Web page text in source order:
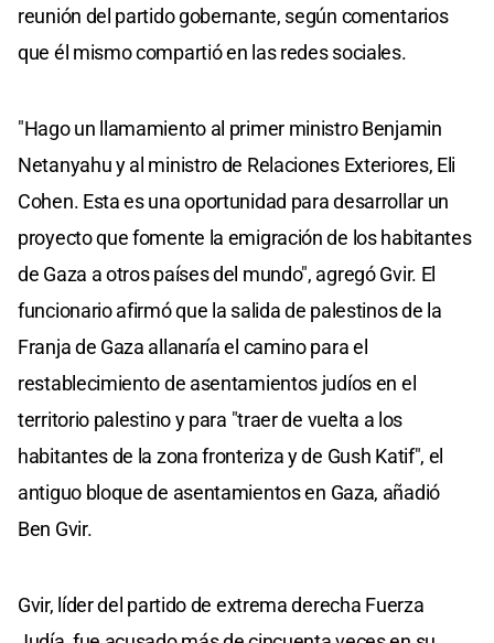
reunión del partido gobernante, según comentarios
que él mismo compartió en las redes sociales.
"Hago un llamamiento al primer ministro Benjamin
Netanyahu y al ministro de Relaciones Exteriores, Eli
Cohen. Esta es una oportunidad para desarrollar un
proyecto que fomente la emigración de los habitantes
de Gaza a otros países del mundo", agregó Gvir. El
funcionario afirmó que la salida de palestinos de la
Franja de Gaza allanaría el camino para el
restablecimiento de asentamientos judíos en el
territorio palestino y para "traer de vuelta a los
habitantes de la zona fronteriza y de Gush Katif", el
antiguo bloque de asentamientos en Gaza, añadió
Ben Gvir.
Gvir, líder del partido de extrema derecha Fuerza